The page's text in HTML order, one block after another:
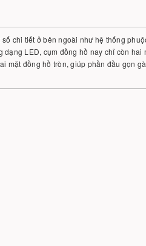
chi tiết ở bên ngoài như hệ thống
LED, cụm đồng hồ nay chỉ còn
mặt đồng hồ tròn, giúp phần đầu gọn